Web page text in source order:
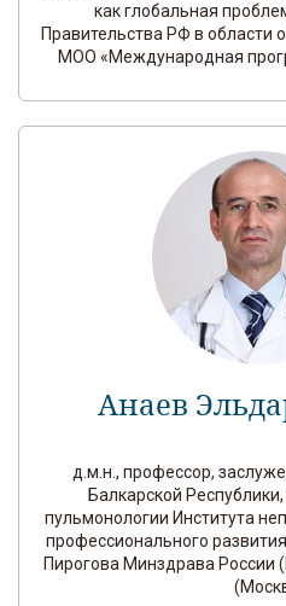
как глобальная
Правительства РФ в области
МОО «Международная
Анаев
д.м.н., профессор,
Балкарской
пульмонологии Института
профессионального
Пирогова Минздрава России